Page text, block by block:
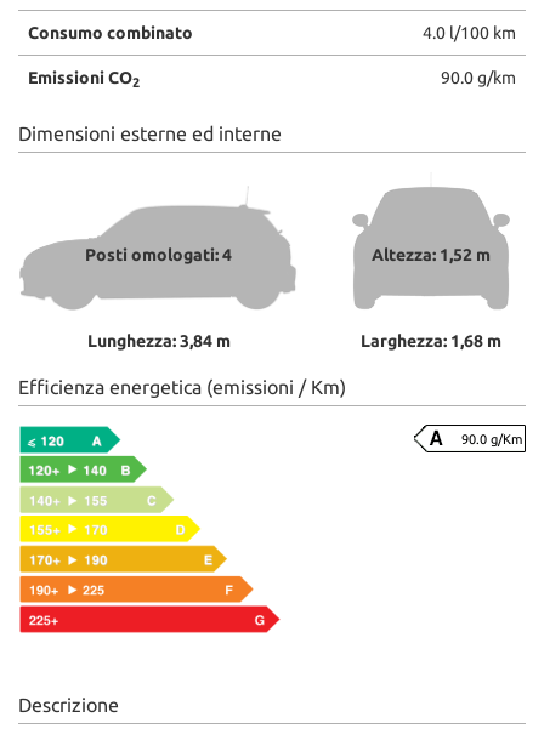
Consumo combinato 4.0 l/100 km
Emissioni CO2 90.0 g/km
Dimensioni esterne ed interne
Posti omologati: 4
Lunghezza: 3,84 m
Altezza: 1,52 m
Larghezza: 1,68 m
Efficienza energetica (emissioni / Km)
90.0 g/Km
Descrizione